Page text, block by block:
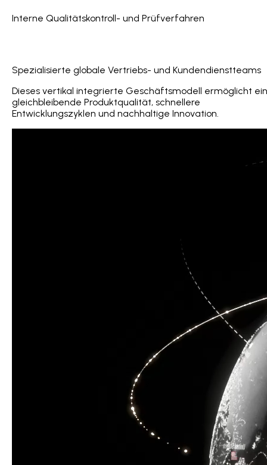
Interne Qualitätskontroll- und Prüfverfahren
Spezialisierte globale Vertriebs- und Kundendienstteams
Dieses vertikal integrierte Geschäftsmodell ermöglicht
gleichbleibende Produktqualität, schnellere
Entwicklungszyklen und nachhaltige Innovation.